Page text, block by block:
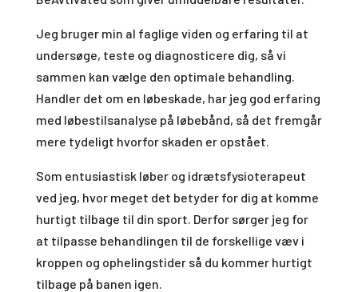
Jeg bruger min al faglige viden og erfaring til at
undersøge, teste og diagnosticere dig, så vi
sammen kan vælge den optimale behandling.
Handler det om en løbeskade, har jeg god erfaring
med løbestilsanalyse på løbebånd, så det fremgår
mere tydeligt hvorfor skaden er opstået.
Som entusiastisk løber og idrætsfysioterapeut
ved jeg, hvor meget det betyder for dig at komme
hurtigt tilbage til din sport. Derfor sørger jeg for
at tilpasse behandlingen til de forskellige væv i
kroppen og ophelingstider så du kommer hurtigt
tilbage på banen igen.